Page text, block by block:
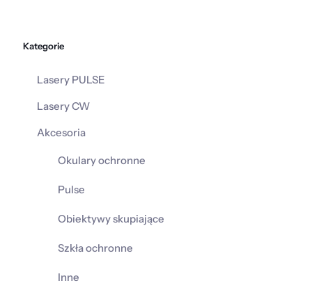
Kategorie
Lasery PULSE
Lasery CW
Akcesoria
Okulary ochronne
Pulse
Obiektywy skupiające
Szkła ochronne
Inne